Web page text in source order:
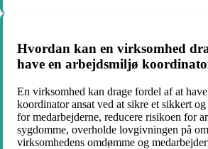
Hvordan kan en virksomhed
have en arbejdsmiljø
En virksomhed kan drage fordel af at
koordinator ansat ved at sikre et sikkert
for medarbejderne, reducere risikoen for
sygdomme, overholde lovgivningen på
virksomhedens omdømme og